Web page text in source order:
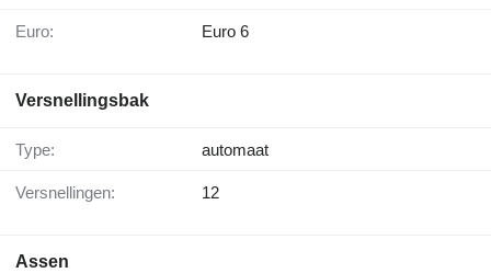
Euro: Euro 6
Versnellingsbak
Type: automaat
Versnellingen: 12
Assen